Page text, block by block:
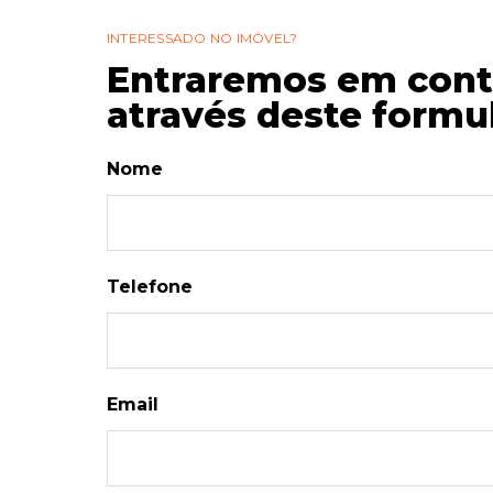
INTERESSADO NO IMÓVEL?
Entraremos em
através deste
Nome
Telefone
Email